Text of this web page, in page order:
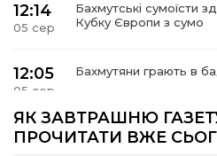
12:14
05 сер
Бахмутські сумоїсти
Кубку Європи з сумо
12:05
05 сер
Бахмутяни грають в
11:55
Учасник обласного
року – 2026» у
ЯК ЗАВТРАШНЮ
ПРОЧИТАТИ ВЖЕ